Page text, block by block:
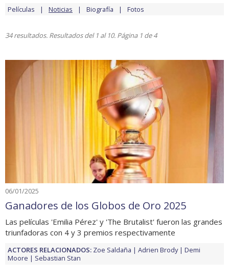
Películas Noticias Biografía Fotos
34 resultados. Resultados del 1 al 10. Página 1 de 4
06/01/2025
Ganadores de los Globos de Oro 2025
Las películas 'Emilia Pérez' y 'The Brutalist' fueron las grandes
triunfadoras con 4 y 3 premios respectivamente
ACTORES RELACIONADOS: Zoe Saldaña Adrien Brody
Demi
Moore
Sebastian Stan